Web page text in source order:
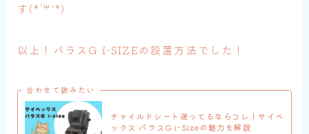
す(*´꒳`*)
以上！パラスG i-SIZEの設置方法でした！
合わせて読みたい
チャイルドシート迷ってるならコレ！サイベ
ックス パラスG i-Sizeの魅力を解説